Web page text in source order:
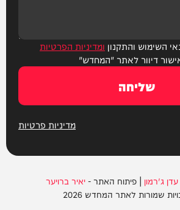
השימוש והתקנון ומדיניות הפרטיות
דיוור לאתר "המחדש"
שליחה
מדיניות פרטיות
עדן ג'רמון | פיתוח האתר -יאיר ברויער
שמורות לאתר המחדש 2026